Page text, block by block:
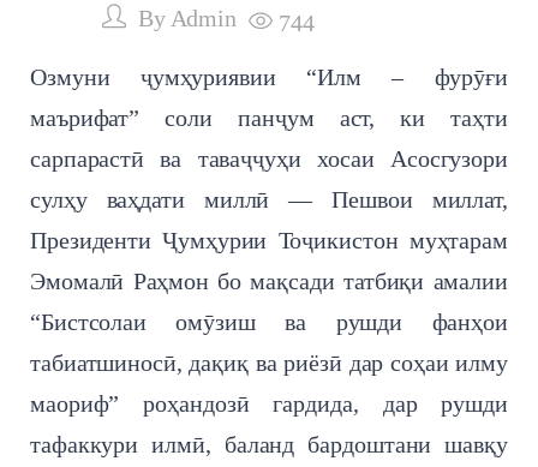
By Admin 744
Озмуни ҷумҳуриявии “Илм – фурӯғи
маърифат” соли панҷум аст, ки таҳти
сарпарастӣ ва таваҷҷуҳи хосаи Асосгузори
сулҳу ваҳдати миллӣ — Пешвои миллат,
Президенти Ҷумҳурии Тоҷикистон муҳтарам
Эмомалӣ Раҳмон бо мақсади татбиқи амалии
“Бистсолаи омӯзиш ва рушди фанҳои
табиатшиносӣ, дақиқ ва риёзӣ дар соҳаи илму
маориф” роҳандозӣ гардида, дар рушди
тафаккури илмӣ, баланд бардоштани шавқу